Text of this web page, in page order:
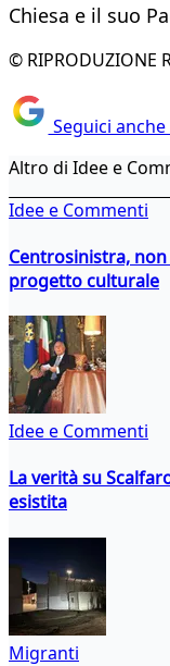
Chiesa e il suo
© RIPRODUZIONE
Seguici
Altro di Idee e
Idee e Commenti
Centrosinistra,
progetto culturale
Idee e Commenti
La verità su
esistita
Migranti